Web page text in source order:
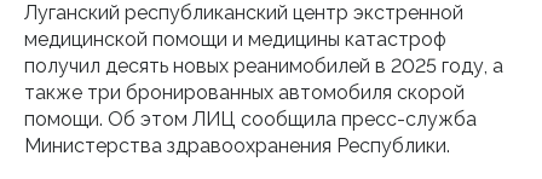
Луганский республиканский центр экстренной
медицинской помощи и медицины катастроф
получил десять новых реанимобилей в 2025 году, а
также три бронированных автомобиля скорой
помощи. Об этом ЛИЦ сообщила пресс-служба
Министерства здравоохранения Республики.